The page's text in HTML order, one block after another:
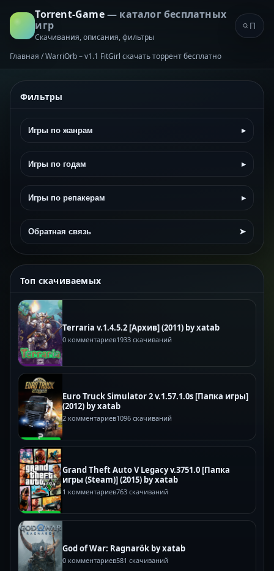
Torrent-Game— каталог бесплатных
игр
Скачивания, описания, фильтры
Главная /WarriOrb – v1.1 FitGirl скачать торрент бесплатно
Фильтры
Игры по жанрам ▸
Игры по годам ▸
Игры по репакерам ▸
Обратная связь ➤
Топ скачиваемых
Terraria v.1.4.5.2 [Архив] (2011) by xatab
0 комментариев1933 скачиваний
Euro Truck Simulator 2 v.1.57.1.0s [Папка игры]
(2012) by xatab
2 комментариев1096 скачиваний
Grand Theft Auto V Legacy v.3751.0 [Папка
игры (Steam)] (2015) by xatab
1 комментариев763 скачиваний
God of War: Ragnarök by xatab
0 комментариев581 скачиваний